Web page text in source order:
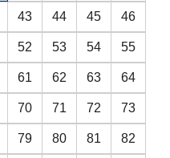
43 44 45 46
52 53 54 55
61 62 63 64
70 71 72 73
79 80 81 82